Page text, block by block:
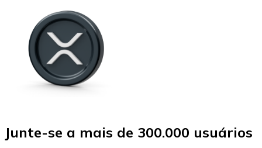
Junte-se a mais de 300.000 usuários